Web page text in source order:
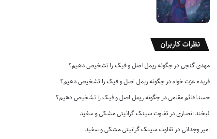
نظرات کاربران
مهدی گنجیدر چگونه ریمل اصل و فیک را تشخیص دهیم؟
فریده عزت خواهدر چگونه ریمل اصل و فیک را تشخیص دهیم؟
حسنا قائم مقامیدر چگونه ریمل اصل و فیک را تشخیص دهیم؟
لبخند انصاریدر تفاوت سینک گرانیتی مشکی و سفید
امیر وجدانیدر تفاوت سینک گرانیتی مشکی و سفید